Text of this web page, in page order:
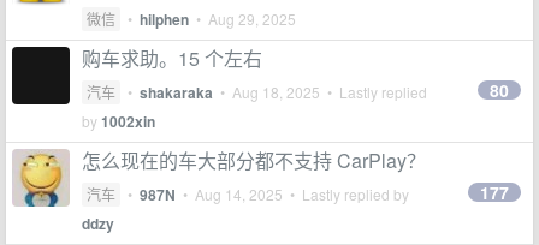
微信 • hilphen • Aug 29, 2025
购车求助。15 个左右
汽车 • shakaraka • Aug 18, 2025 • Lastly replied
by1002xin
80
怎么现在的车大部分都不支持 CarPlay？
汽车 • 987N • Aug 14, 2025 • Lastly replied by
ddzy
177